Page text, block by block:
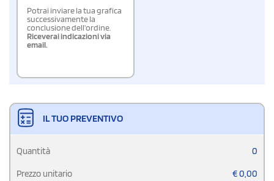
Potrai inviare la tua grafica
successivamente la
conclusione dell'ordine.
Riceverai indicazioni via
email.
IL TUO PREVENTIVO
Quantità 0
Prezzo unitario €0,00